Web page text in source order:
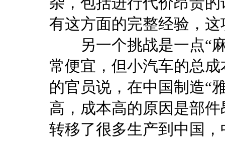
有这方面的完整经验，
另一个挑战是一点“麻
常便宜，但小汽车的总
的官员说，在中国制造“
高，成本高的原因是部
转移了很多生产到中国